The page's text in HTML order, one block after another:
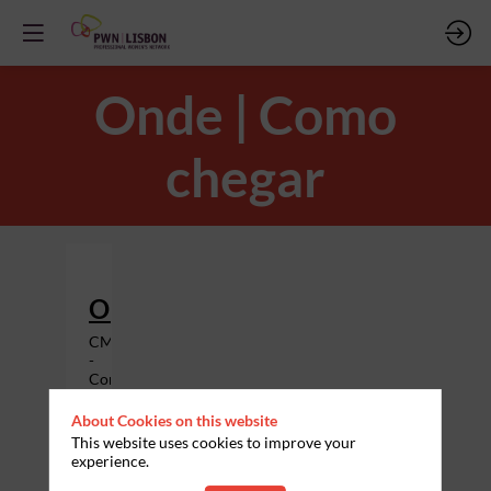
Onde | Como
chegar
Onde:
CMVM
-
Comissão
Mercado
de
Valores
Mobiliários
About Cookies on this website
This website uses cookies to improve your
experience.